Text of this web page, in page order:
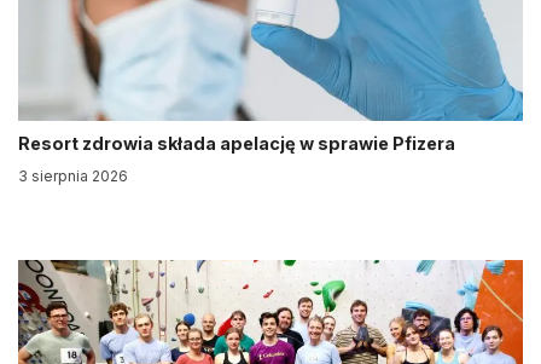
Resort zdrowia składa apelację w sprawie Pfizera
3 sierpnia 2026